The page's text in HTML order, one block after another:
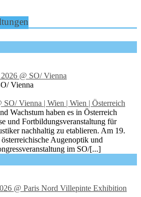
@ SO/ Vienna
Vienna
Wachstum haben es in Österreich
und Fortbildungsveranstaltung für
nachhaltig zu etablieren. Am 19.
Augenoptik und
im SO/[...]
@ Paris Nord Villepinte Exhibition